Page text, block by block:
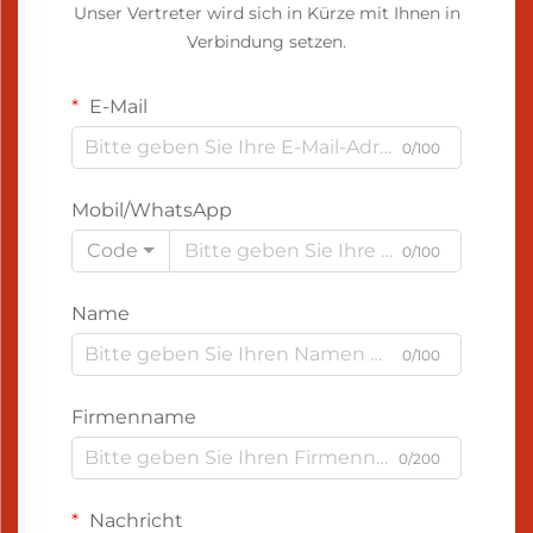
Unser Vertreter wird sich in Kürze mit Ihnen in
Verbindung setzen.
E-Mail
0/100
Mobil/WhatsApp
Code
0/100
Name
0/100
Firmenname
0/200
Nachricht